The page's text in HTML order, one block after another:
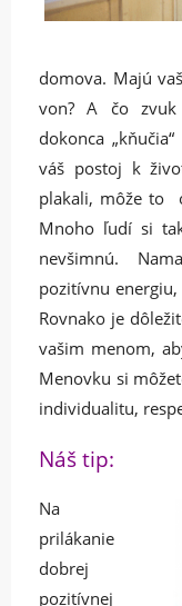
domova. Majú
von? A čo zvuk
dokonca
váš postoj k
plakali, môže to
Mnoho ľudí si
nevšimnú.
pozitívnu
Rovnako je
vašim menom,
Menovku si
individualitu,
Náš tip:
Na
prilákanie
dobrej
pozitívnej